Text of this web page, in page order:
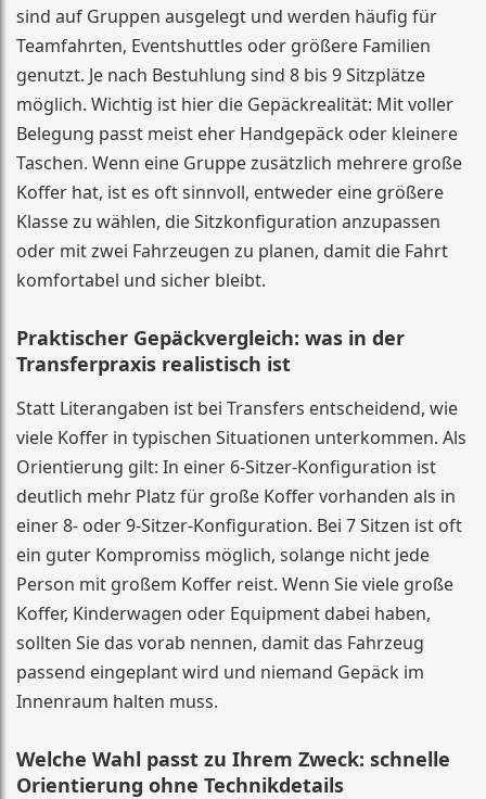
sind auf Gruppen ausgelegt und werden häufig für
Teamfahrten, Eventshuttles oder größere Familien
genutzt. Je nach Bestuhlung sind 8 bis 9 Sitzplätze
möglich. Wichtig ist hier die Gepäckrealität: Mit voller
Belegung passt meist eher Handgepäck oder kleinere
Taschen. Wenn eine Gruppe zusätzlich mehrere große
Koffer hat, ist es oft sinnvoll, entweder eine größere
Klasse zu wählen, die Sitzkonfiguration anzupassen
oder mit zwei Fahrzeugen zu planen, damit die Fahrt
komfortabel und sicher bleibt.
Praktischer Gepäckvergleich: was in der
Transferpraxis realistisch ist
Statt Literangaben ist bei Transfers entscheidend, wie
viele Koffer in typischen Situationen unterkommen. Als
Orientierung gilt: In einer 6-Sitzer-Konfiguration ist
deutlich mehr Platz für große Koffer vorhanden als in
einer 8- oder 9-Sitzer-Konfiguration. Bei 7 Sitzen ist oft
ein guter Kompromiss möglich, solange nicht jede
Person mit großem Koffer reist. Wenn Sie viele große
Koffer, Kinderwagen oder Equipment dabei haben,
sollten Sie das vorab nennen, damit das Fahrzeug
passend eingeplant wird und niemand Gepäck im
Innenraum halten muss.
Welche Wahl passt zu Ihrem Zweck: schnelle
Orientierung ohne Technikdetails